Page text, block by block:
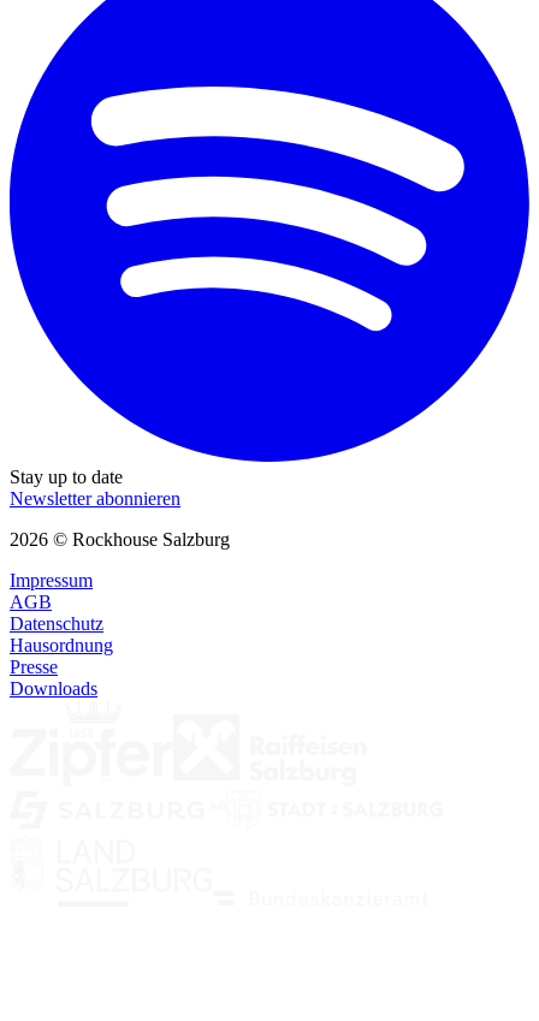
Stay up to date
Newsletter abonnieren
2026 © Rockhouse Salzburg
Impressum
AGB
Datenschutz
Hausordnung
Presse
Downloads